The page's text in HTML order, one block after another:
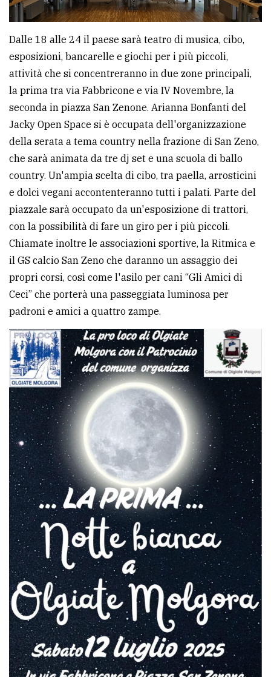
Dalle 18 alle 24 il paese sarà teatro di musica, cibo,
esposizioni, bancarelle e giochi per i più piccoli,
attività che si concentreranno in due zone principali,
la prima tra via Fabbricone e via IV Novembre, la
seconda in piazza San Zenone. Arianna Bonfanti del
Jacky Open Space si è occupata dell'organizzazione
della serata a tema country nella frazione di San Zeno,
che sarà animata da tre dj set e una scuola di ballo
country. Un'ampia scelta di cibo, tra paella, arrosticini
e dolci vegani accontenteranno tutti i palati. Parte del
piazzale sarà occupato da un'esposizione di trattori,
con la possibilità di fare un giro per i più piccoli.
Chiamate inoltre le associazioni sportive, la Ritmica e
il GS calcio San Zeno che daranno un assaggio dei
propri corsi, così come l'asilo per cani “Gli Amici di
Ceci” che porterà una passeggiata luminosa per
padroni e amici a quattro zampe.